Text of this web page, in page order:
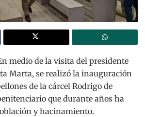
medio de la visita del presidente
Marta, se realizó la inauguración
de la cárcel Rodrigo de
que durante años ha
y hacinamiento.